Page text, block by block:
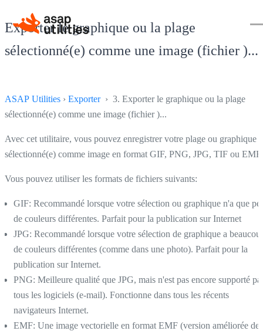
Exporter le graphique ou la plage
sélectionné(e) comme une image (fichier )...
ASAP Utilities › Exporter› 3. Exporter le graphique ou la plage
sélectionné(e) comme une image (fichier )...
Avec cet utilitaire, vous pouvez enregistrer votre plage ou graphique
sélectionné(e) comme image en format GIF, PNG, JPG, TIF ou EMF.
Vous pouvez utiliser les formats de fichiers suivants:
GIF: Recommandé lorsque votre sélection ou graphique n'a que
de couleurs différentes. Parfait pour la publication sur Internet
JPG: Recommandé lorsque votre sélection de graphique a
de couleurs différentes (comme dans une photo). Parfait pour la
publication sur Internet.
PNG: Meilleure qualité que JPG, mais n'est pas encore supporté
tous les logiciels (e-mail). Fonctionne dans tous les récents
navigateurs Internet.
EMF: Une image vectorielle en format EMF (version améliorée de